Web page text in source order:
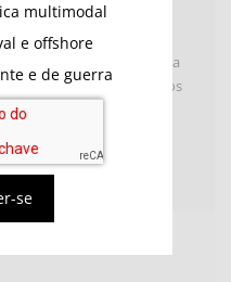
multimodal
e offshore
e de guerra
se
e Medição
de anemômetros para
incrementais e diversos
automação, tais como
termômetros,…